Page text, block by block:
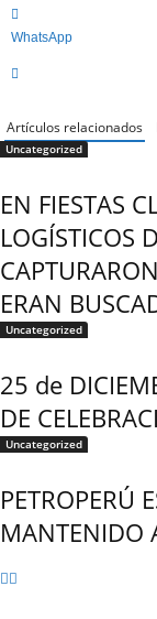
WhatsApp
Artículos relacionados
Uncategorized
EN FIESTAS
LOGÍSTICOS
ERAN
Uncategorized
25 de
DE
Uncategorized
PETROPERÚ
MANTENIDO